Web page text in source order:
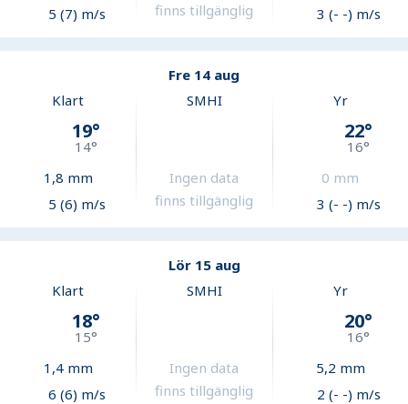
5 (7) m/s
finns tillgänglig
3 (- -) m/s
Fre 14 aug
Klart
19°
14°
1,8 mm
5 (6) m/s
SMHI
Ingen data
finns tillgänglig
Yr
22°
16°
0 mm
3 (- -) m/s
Lör 15 aug
Klart
18°
15°
1,4mm
6 (6) m/s
SMHI
Ingen data
finns tillgänglig
Yr
20°
16°
5,2 mm
2 (- -) m/s